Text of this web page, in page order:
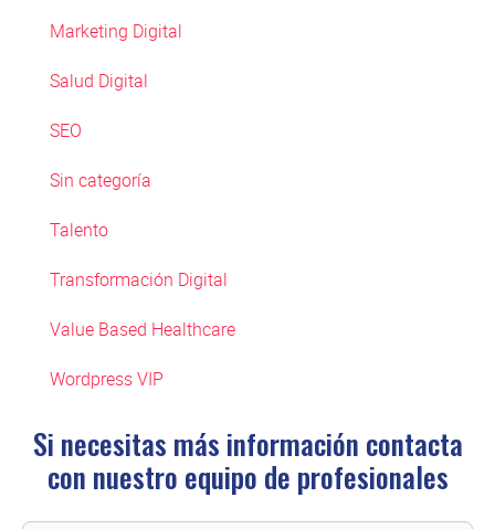
Marketing Digital
Salud Digital
SEO
Sin categoría
Talento
Transformación Digital
Value Based Healthcare
Wordpress VIP
Si necesitas más información contacta
con nuestro equipo de profesionales